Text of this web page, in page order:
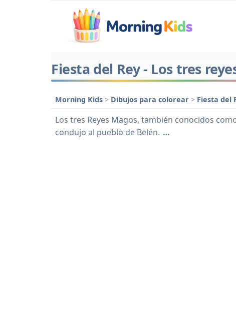
Fiesta del Rey - Los tres
Morning Kids > Dibujos para colorear > Fiesta del
Los tres Reyes Magos, también conocidos
condujo al pueblo de Belén. …